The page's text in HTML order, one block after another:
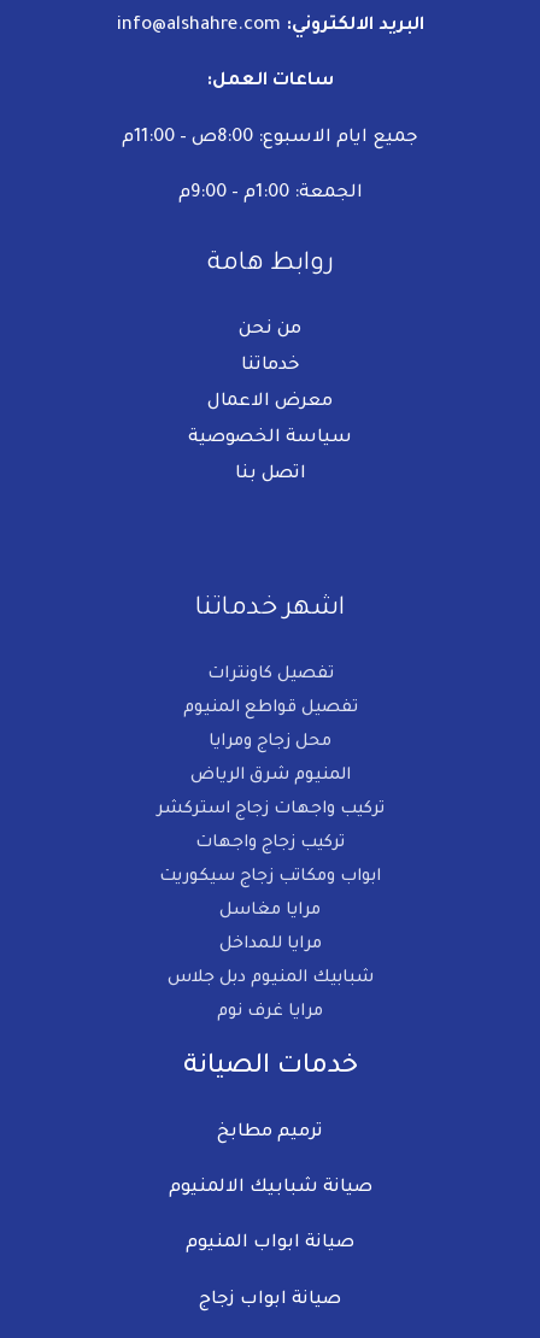
البريد الالكتروني: info@alshahre.com
ساعات العمل:
جميع ايام الاسبوع: 8:00ص – 11:00م
الجمعة: 1:00م – 9:00م
روابط هامة
من نحن
خدماتنا
معرض الاعمال
سياسة الخصوصية
اتصل بنا
اشهر خدماتنا
تفصيل كاونترات
تفصيل قواطع المنيوم​
محل زجاج ومرايا
المنيوم شرق الرياض
تركيب واجهات زجاج استركشر
تركيب زجاج واجهات
ابواب ومكاتب زجاج سيكوريت
مرايا مغاسل
مرايا للمداخل​
شبابيك المنيوم دبل جلاس
مرايا غرف نوم​
خدمات الصيانة
ترميم مطابخ
صيانة شبابيك الالمنيوم​
صيانة ابواب المنيوم
صيانة ابواب زجاج​